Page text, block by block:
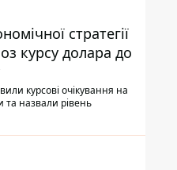
стратегії
курсу долара до
курсові очікування на
та назвали рівень